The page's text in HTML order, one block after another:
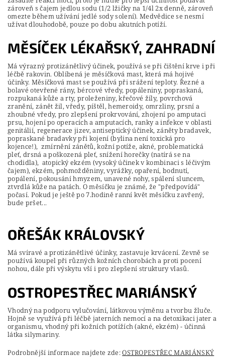
zároveň s čajem jedlou sodu (1/2 lžičky na 1/4l 2x denně, zároveň
omezte během užívání jedlé sody solení). Medvědice se nesmí
užívat dlouhodobě, pouze po dobu akutních potíží.
MĚSÍČEK LÉKAŘSKÝ, ZAHRADNÍ
Má výrazný protizánětlivý účinek, používá se při čištění krve i při
léčbě rakovin. Oblíbená je měsíčková mast, která má hojivé
účinky. Měsíčková mast se používá při srážení teploty. Řezné a
bolavé otevřené rány, bércové vředy, popáleniny, popraskaná,
rozpukaná kůže a rty, proleženiny, křečové žíly, povrchová
zranění, zánět žil, vředy, píštěl, hemeroidy, omrzliny, prsní a
zhoubné vředy, pro zlepšení prokrvování, zhojení po amputaci
prsu, hojení po operacích a amputacích, ranky a infekce v oblasti
genitálií, regenerace jizev, antiseptický účinek, záněty bradavek,
popraskané bradavky při kojení (bylina není toxická pro
kojence!), zmírnění zánětů, kožní potíže, akné, problematická
pleť, drsná a poškozená pleť, snížení horečky (natírá se na
chodidla), atopický ekzém (vysoký účinek v kombinaci s léčivým
čajem), ekzém, pohmožděniny, vyrážky, opaření, bodnutí,
popálení, pokousání hmyzem, unavené nohy, spálení sluncem,
ztvrdlá kůže na patách. O měsíčku je známé, že "předpovídá"
počasí. Pokud je ještě po 7.hodině ranní květ měsíčku zavřený,
bude pršet...
OŘEŠÁK KRÁLOVSKÝ
Má svíravé a protizánětlivé účinky, zastavuje krvácení. Zevně se
používá koupel při různých kožních chorobách a proti pocení
nohou, dále při výskytu vší i pro zlepšení struktury vlasů.
OSTROPESTŘEC MARIÁNSKÝ
Vhodný na podporu vylučování, látkovou výměnu a tvorbu žluče.
Hojně se využívá při léčbě jaterních nemocí a na detoxikaci jater a
organismu, vhodný při kožních potížích (akné, ekzém) - účinná
látka silymariny.
Podrobnější informace najdete zde:OSTROPESTŘEC MARIÁNSKÝ